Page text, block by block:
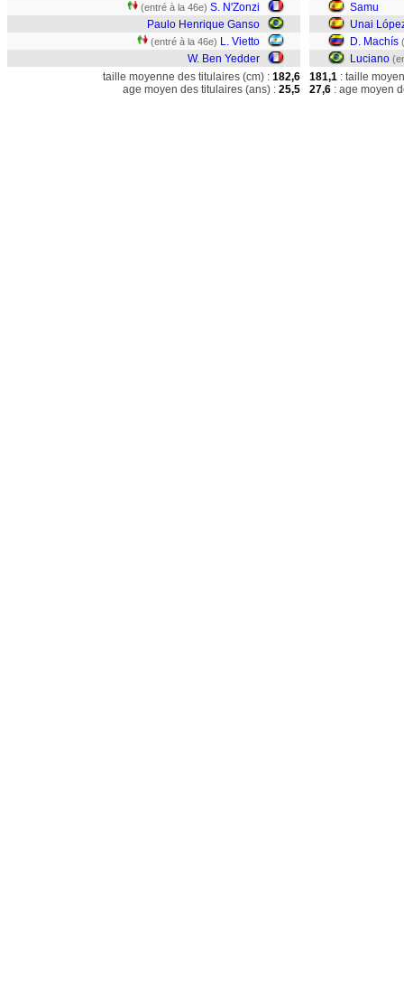
(entré à la 46e) S. N'Zonzi
Paulo Henrique Ganso
(entré à la 46e) L. Vietto
W. Ben Yedder
Samu
Unai
D. Machís
Luciano
taille moyenne des titulaires (cm) : 182,6
age moyen des titulaires (ans) : 25,5
181,1 : taille
27,6 : age moyen